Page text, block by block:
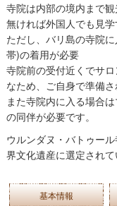
寺院は内部の境内まで
無ければ外国人でも見学
ただし、バリ島の寺院
帯)の着用が必要
寺院前の受付近くでサ
なため、ご自身で準備
また寺院内に入る場合
の同伴が必要です。
ウルンダヌ・バトゥー
界文化遺産に選定されて
基本情報